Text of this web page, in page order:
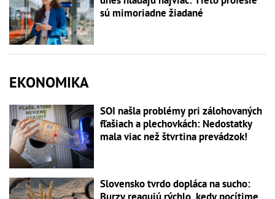
sú mimoriadne žiadané
EKONOMIKA
SOI našla problémy pri zálohovaných
fľašiach a plechovkách: Nedostatky
mala viac než štvrtina prevádzok!
Slovensko tvrdo dopláca na sucho: